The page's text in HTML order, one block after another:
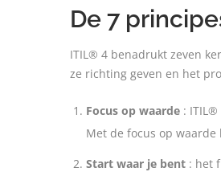
De 7
ITIL® 4 benadrukt zeven
ze richting geven en het
Focus op waarde :
Met de focus op
Start waar je bent : het